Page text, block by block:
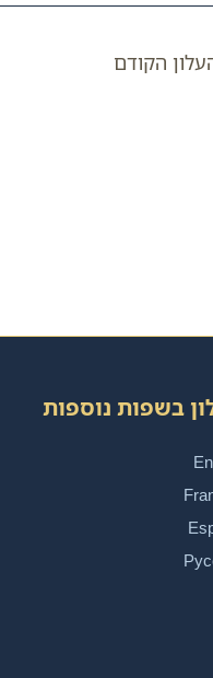
הקודם
בשפות נוספות